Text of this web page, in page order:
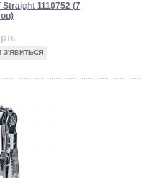
Straight 1110752 (7
З'ЯВИТЬСЯ